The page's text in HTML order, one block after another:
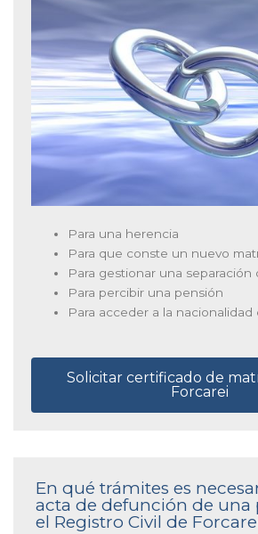
Para una herencia
Para que conste un nuevo
Para gestionar una separación
Para percibir una pensión
Para acceder a la nacionalidad
Solicitar certificado de
Forcarei
En qué trámites es
acta de defunción de una
el Registro Civil de